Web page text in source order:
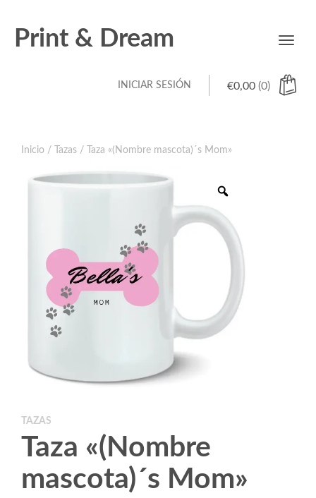
Print & Dream
Toggle
€0,00 (0)
INICIAR SESIÓN
Inicio / Tazas / Taza «(Nombre mascota)´s Mom»
TAZAS
Taza «(Nombre
mascota)´s Mom»